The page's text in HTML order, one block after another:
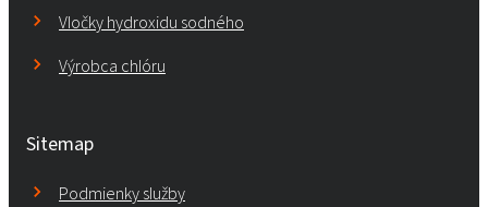
Vločky hydroxidu sodného
Výrobca chlóru
Sitemap
Podmienky služby